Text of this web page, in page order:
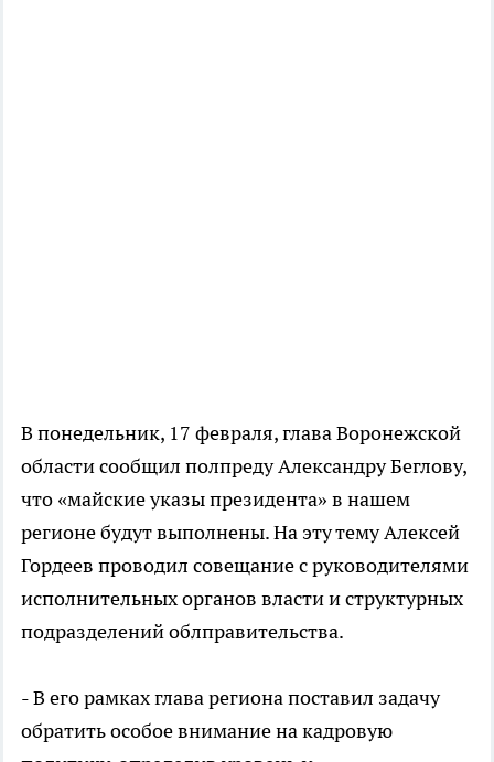
В понедельник, 17 февраля, глава Воронежской
области сообщил полпреду Александру Беглову,
что «майские указы президента» в нашем
регионе будут выполнены. На эту тему Алексей
Гордеев проводил совещание с руководителями
исполнительных органов власти и структурных
подразделений облправительства.
- В его рамках глава региона поставил задачу
обратить особое внимание на кадровую